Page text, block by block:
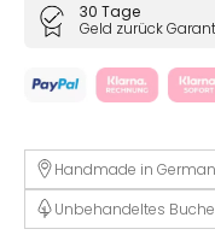
30 Tage
Geld zurück
Handmade in
Unbehandeltes